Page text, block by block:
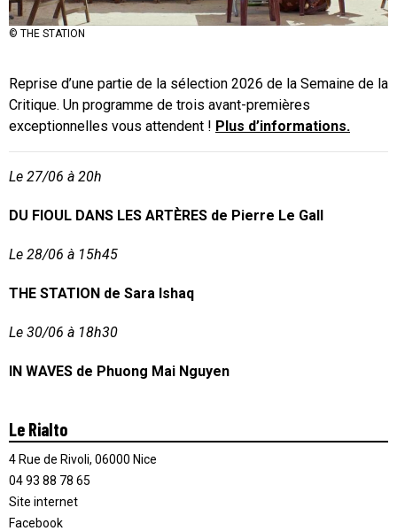
© DU FIOUL DANS LES ARTÈRES
© THE STATION
© IN WAVES
Reprise d’une partie de la sélection 2026 de la Semaine de la
Critique. Un programme de trois avant-premières
exceptionnelles vous attendent ! Plus d’informations.
Le 27/06 à 20h
DU FIOUL DANS LES ARTÈRES de Pierre Le Gall
Le 28/06 à 15h45
THE STATION de Sara Ishaq
Le 30/06 à 18h30
IN WAVES de Phuong Mai Nguyen
Le Rialto
4 Rue de Rivoli, 06000 Nice
04 93 88 78 65
Site internet
Facebook